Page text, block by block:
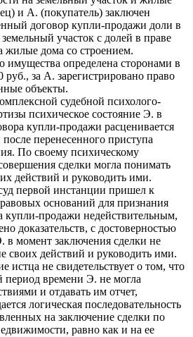
и А. (покупатель) заключен
договор купли-продажи доли в
участок с долей в праве
жилые дома со строением.
определена сторонами в
за А. зарегистрировано право
объекты.
судебной психолого-
психическое состояние Э. в
купли-продажи расценивается
перенесенного приступа
По своему психическому
сделки могла понимать
действий и руководить ими.
первой инстанции пришел к
оснований для признания
купли-продажи недействительным,
доказательств, с достоверностью
момент заключения сделки не
своих действий и руководить ими.
истца не свидетельствует о том, что
времени Э. не могла
и отдавать им отчет,
логическая последовательность
на заключение сделки по
равно как и на ее